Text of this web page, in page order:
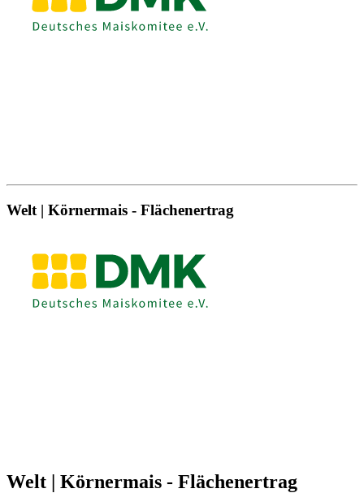
Welt | Körnermais - Flächenertrag
Welt | Körnermais - Flächenertrag